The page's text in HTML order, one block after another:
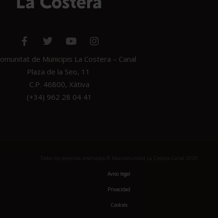
de Municipis La Costera – Canal
Plaza de la Seo, 11
C.P. 46800, Xàtiva
(+34) 962 28 04 41
Aviso legal
Privacidad
Cookies